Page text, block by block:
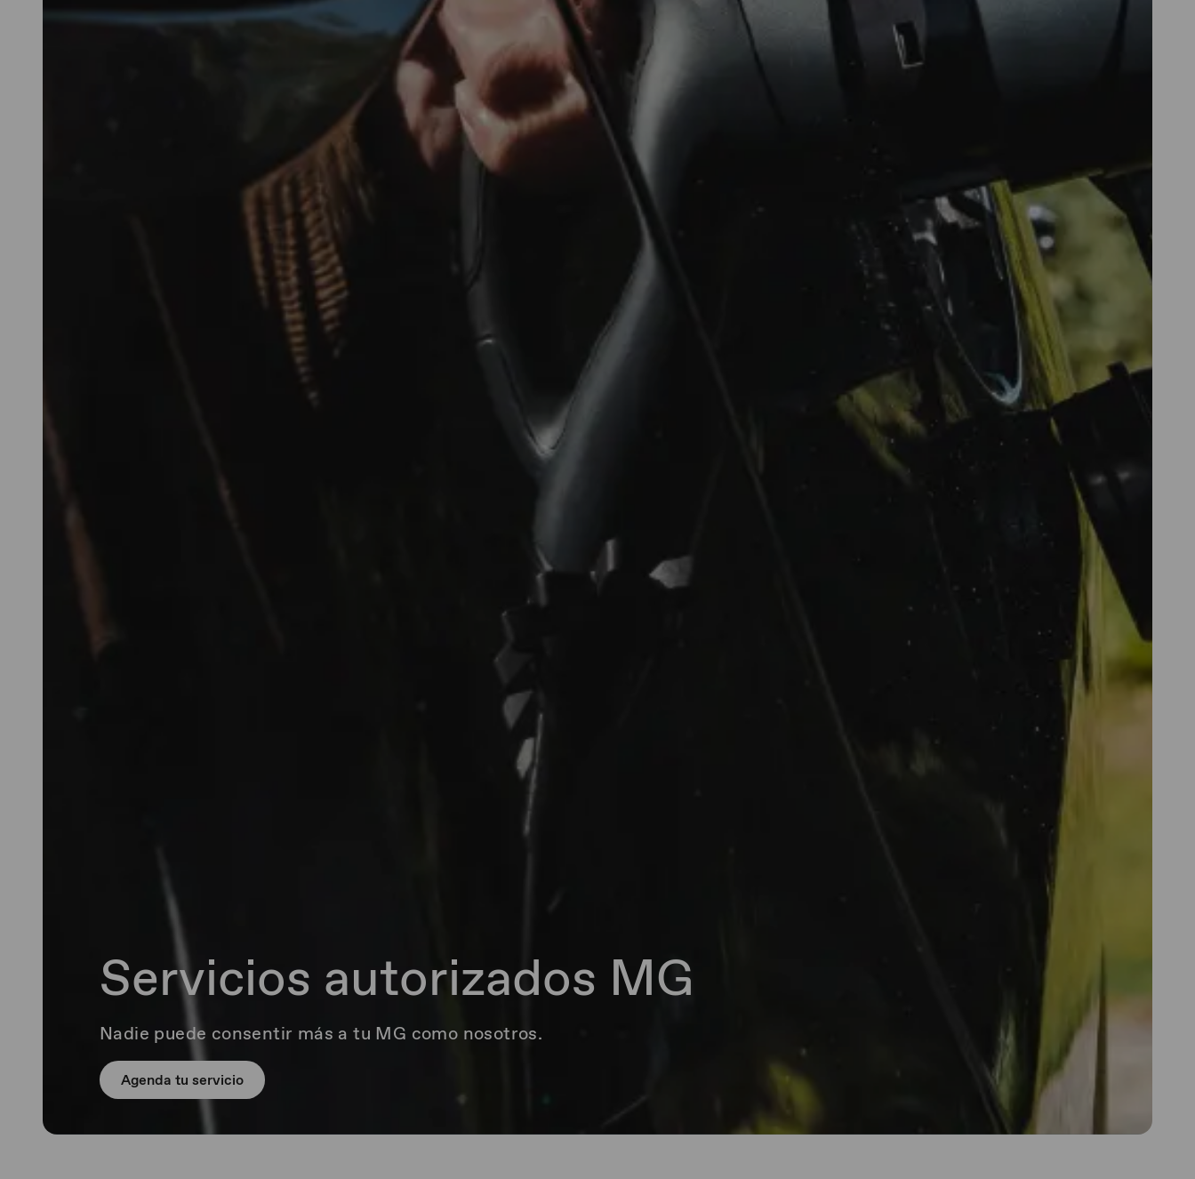
Servicios autorizados MG
Nadie puede consentir más a tu MG como nosotros.
Agenda tu servicio